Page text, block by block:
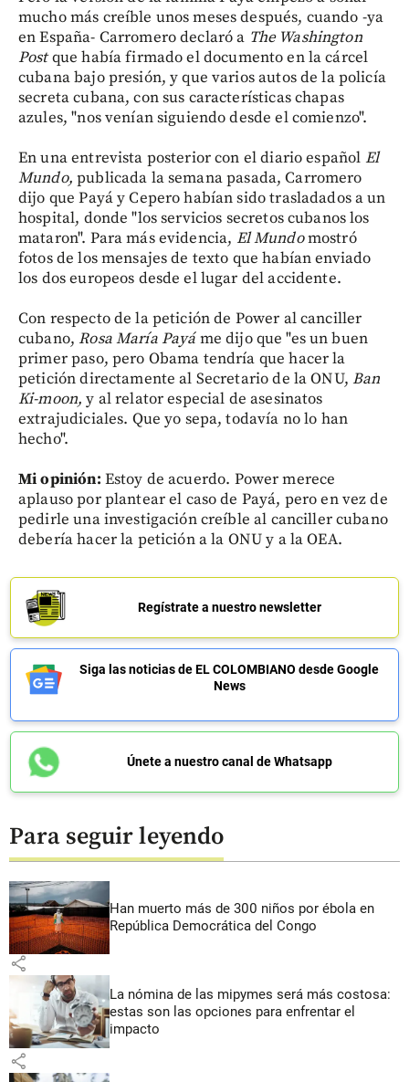
mucho más creíble unos meses después, cuando -ya
en España- Carromero declaró a The Washington
Postque había firmado el documento en la cárcel
cubana bajo presión, y que varios autos de la policía
secreta cubana, con sus características chapas
azules, "nos venían siguiendo desde el comienzo".
En una entrevista posterior con el diario español El
Mundo, publicada la semana pasada, Carromero
dijo que Payá y Cepero habían sido trasladados a un
hospital, donde "los servicios secretos cubanos los
mataron". Para más evidencia, El Mundomostró
fotos de los mensajes de texto que habían enviado
los dos europeos desde el lugar del accidente.
Con respecto de la petición de Power al canciller
cubano,Rosa María Payáme dijo que "es un buen
primer paso, pero Obama tendría que hacer la
petición directamente al Secretario de la ONU,Ban
Ki-moon, y al relator especial de asesinatos
extrajudiciales. Que yo sepa, todavía no lo han
hecho".
Mi opinión: Estoy de acuerdo. Power merece
aplauso por plantear el caso de Payá, pero en vez de
pedirle una investigación creíble al canciller cubano
debería hacer la petición a la ONU y a la OEA.
Regístrate a nuestro newsletter
Siga las noticias de EL COLOMBIANO desde Google
News
Únete a nuestro canal de Whatsapp
Para seguir leyendo
Han muerto más de 300 niños por ébola en
República Democrática del Congo
share
La nómina de las mipymes será más costosa:
estas son las opciones para enfrentar el
impacto
share